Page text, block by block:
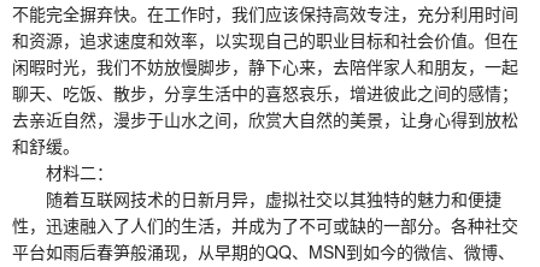
不能完全摒弃快。在工作时，我们应该保持高效专注，充分利用时间
和资源，追求速度和效率，以实现自己的职业目标和社会价值。但在
闲暇时光，我们不妨放慢脚步，静下心来，去陪伴家人和朋友，一起
聊天、吃饭、散步，分享生活中的喜怒哀乐，增进彼此之间的感情；
去亲近自然，漫步于山水之间，欣赏大自然的美景，让身心得到放松
和舒缓。
材料二：
随着互联网技术的日新月异，虚拟社交以其独特的魅力和便捷
性，迅速融入了人们的生活，并成为了不可或缺的一部分。各种社交
平台如雨后春笋般涌现，从早期的QQ、MSN到如今的微信、微博、